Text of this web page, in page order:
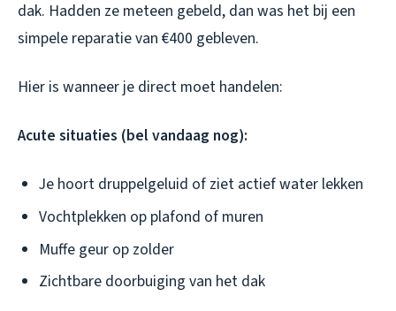
dak. Hadden ze meteen gebeld, dan was het bij een
simpele reparatie van €400 gebleven.
Hier is wanneer je direct moet handelen:
Acute situaties (bel vandaag nog):
Je hoort druppelgeluid of ziet actief water lekken
Vochtplekken op plafond of muren
Muffe geur op zolder
Zichtbare doorbuiging van het dak